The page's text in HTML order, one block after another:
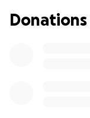
Detta var en
kulminerade i en
Donations